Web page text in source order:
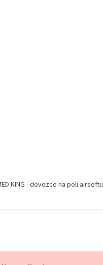
KING - dovozce na poli airsoftu